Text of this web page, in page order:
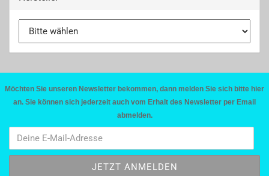
Möchten Sie unseren Newsletter bekommen, dann melden Sie sich bitte hier
an. Sie können sich jederzeit auch vom Erhalt des Newsletter per Email
abmelden.